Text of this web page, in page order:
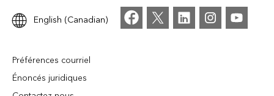
English (Canadian)
Préférences courriel
Énoncés juridiques